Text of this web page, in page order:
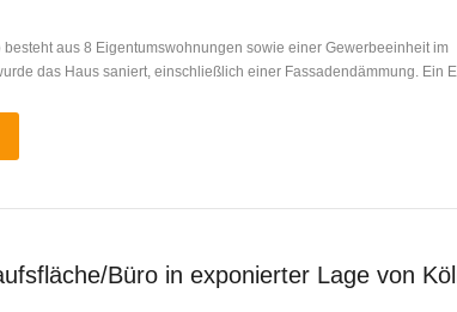
besteht aus 8 Eigentumswohnungen sowie einer Gewerbeeinheit im
das Haus saniert, einschließlich einer Fassadendämmung. Ein
Büro in exponierter Lage von